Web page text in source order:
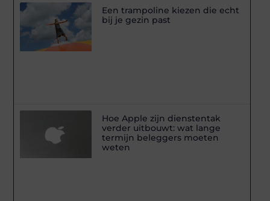
Een trampoline kiezen die echt
bij je gezin past
Hoe Apple zijn dienstentak
verder uitbouwt: wat lange
termijn beleggers moeten
weten